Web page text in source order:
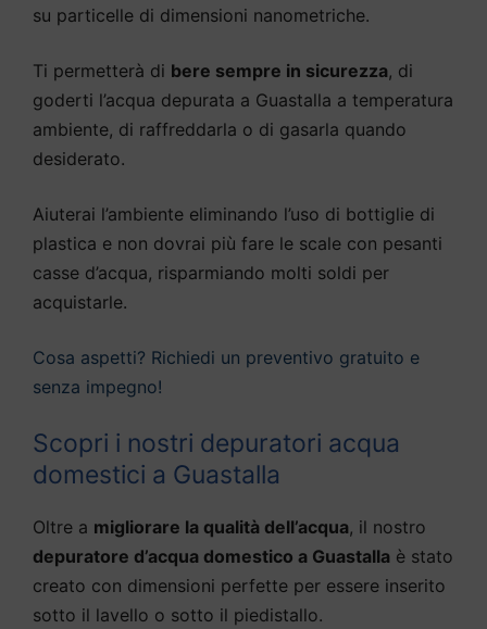
su particelle di dimensioni nanometriche.
Ti permetterà di bere sempre in sicurezza, di
goderti l’acqua depurata a Guastalla a temperatura
ambiente, di raffreddarla o di gasarla quando
desiderato.
Aiuterai l’ambiente eliminando l’uso di bottiglie di
plastica e non dovrai più fare le scale con pesanti
casse d’acqua, risparmiando molti soldi per
acquistarle.
Cosa aspetti? Richiedi un preventivo gratuito e
senza impegno!
Scopri i nostri depuratori acqua
domestici a Guastalla
Oltre a migliorare la qualità dell’acqua, il nostro
depuratore d’acqua domestico a Guastalla è stato
creato con dimensioni perfette per essere inserito
sotto il lavello o sotto il piedistallo.